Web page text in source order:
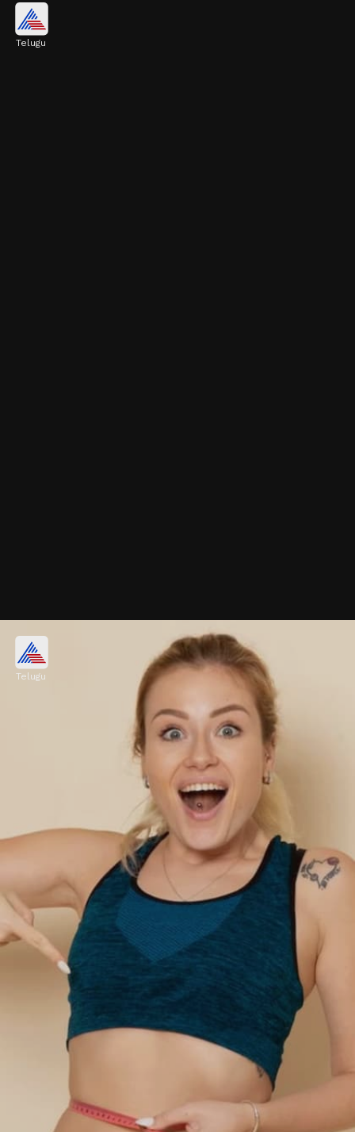
Telugu
జీర్ణవ్యవస్థ
జీలకర్ర నీటిలో డైజెస్టివ్‌ ఎంజమైమ్స్‌ ఉంటాయి. ఇవి
కడుపుబ్బరం, అసిడిటీ వంటి సమస్యలను తగ్గించడంలో
ఉపయోగపడుతుంది.
Telugu